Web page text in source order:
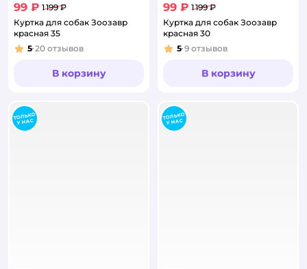
99 ₽ 1 199 ₽
Куртка для собак Зоозавр
красная 35
Рейтинг:
5 20 отзывов
В корзину
99 ₽ 1 199 ₽
Куртка для собак Зоозавр
красная 30
Рейтинг:
5 9 отзывов
В корзину